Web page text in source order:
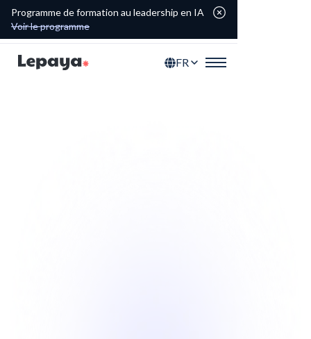
Programme de formation au leadership en IA
Voir le programme
FR